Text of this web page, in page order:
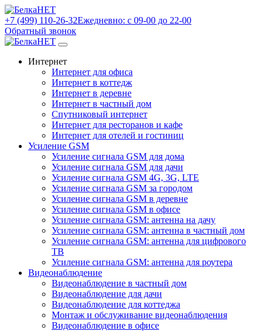
+7 (499) 110-26-32Ежедневно: с 09-00 до 22-00
Обратный звонок
Интернет
Интернет для офиса
Интернет в коттедж
Интернет в деревне
Интернет в частный дом
Спутниковый интернет
Интернет для ресторанов и кафе
Интернет для отелей и гостиниц
Усиление GSM
Усиление сигнала GSM для дома
Усиление сигнала GSM для дачи
Усиление сигнала GSM 4G, 3G, LTE
Усиление сигнала GSM за городом
Усиление сигнала GSM в деревне
Усиление сигнала GSM в офисе
Усиление сигнала GSM: антенна на дачу
Усиление сигнала GSM: антенна в частный дом
Усиление сигнала GSM: антенна для цифрового
ТВ
Усиление сигнала GSM: антенна для роутера
Видеонаблюдение
Видеонаблюдение в частный дом
Видеонаблюдение для дачи
Видеонаблюдение для коттеджа
Монтаж и обслуживание видеонаблюдения
Видеонаблюдение в офисе